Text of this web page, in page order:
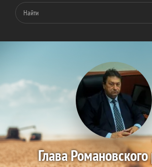
Глава